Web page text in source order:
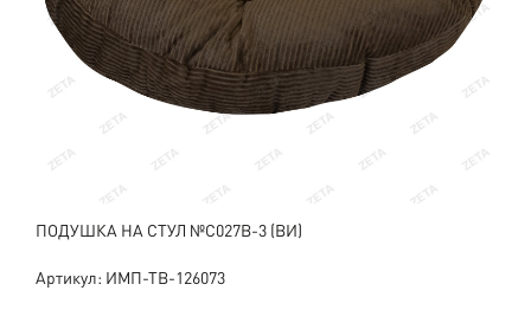
ПОДУШКА НА СТУЛ №C027B-3 (ВИ)
Артикул: ИМП-ТВ-126073